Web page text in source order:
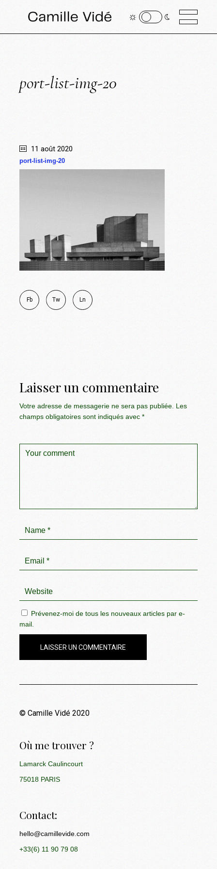
port-list-img-20
11 août 2020
port-list-img-20
Fb Tw Ln
Laisser un commentaire
Votre adresse de messagerie ne sera pas publiée. Les
champs obligatoires sont indiqués avec*
Prévenez-moi de tous les nouveaux articles par e-
mail.
LAISSER UN COMMENTAIRE
© Camille Vidé 2020
Où me trouver ?
Lamarck Caulincourt
75018 PARIS
Contact:
hello@camillevide.com
+33(6) 11 90 79 08